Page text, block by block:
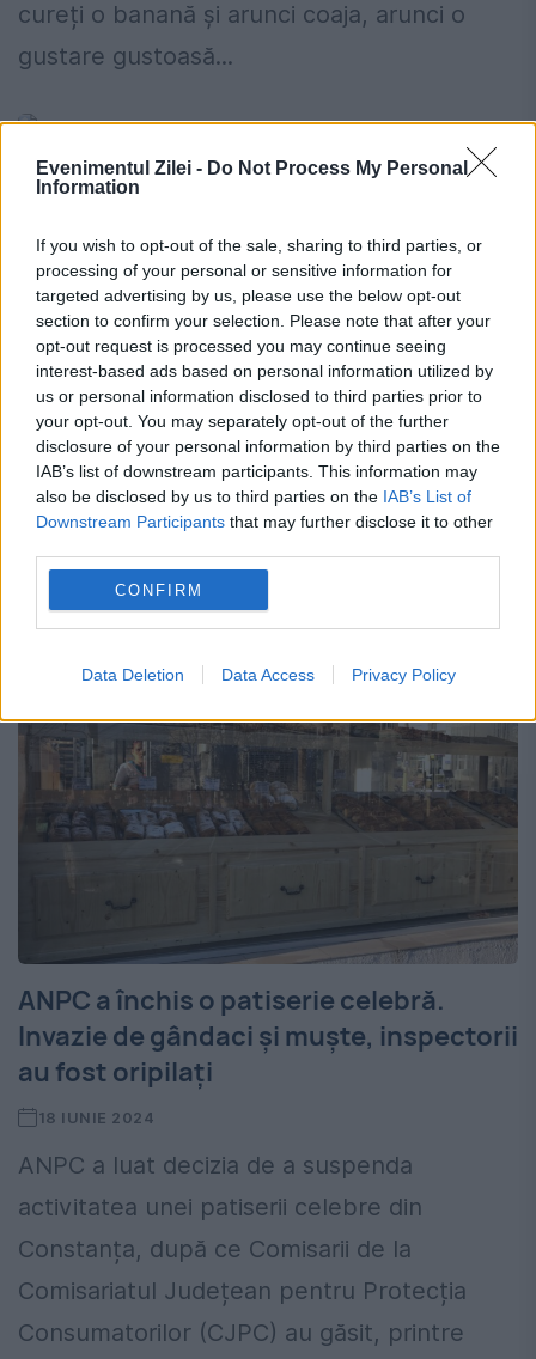
Evenimentul Zilei - Do Not Process My Personal
Information
If you wish to opt-out of the sale, sharing to third parties, or
processing of your personal or sensitive information for
targeted advertising by us, please use the below opt-out
section to confirm your selection. Please note that after your
opt-out request is processed you may continue seeing
interest-based ads based on personal information utilized by
us or personal information disclosed to third parties prior to
your opt-out. You may separately opt-out of the further
disclosure of your personal information by third parties on the
IAB’s list of downstream participants. This information may
also be disclosed by us to third parties on the IAB’s List of
Downstream Participants that may further disclose it to other
CONFIRM
Data Deletion Data Access Privacy Policy
cureți o banană și arunci coaja, arunci o
gustare gustoasă...
Patiseria unor români, foarte populară
în Anglia. Povestea locului unde este
mereu coadă
22 IUNIE 2024
Patiseria Lunko este una dintre cele mai
populare din inima cartierului Aigburth din
Liverpool. Situată pe o străduță liniștită,
afacerea a doi români a cucerit inimile
localnicilor și nu numai....
ANPC a închis o patiserie celebră.
Invazie de gândaci și muște, inspectorii
au fost oripilați
18 IUNIE 2024
ANPC a luat decizia de a suspenda
activitatea unei patiserii celebre din
Constanța, după ce Comisarii de la
Comisariatul Județean pentru Protecția
Consumatorilor (CJPC) au găsit, printre